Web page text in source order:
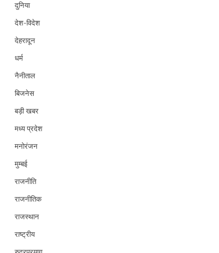
दुनिया
देश-विदेश
देहरादून
धर्म
नैनीताल
बिजनेस
बड़ी खबर
मध्य प्रदेश
मनोरंजन
मुम्बई
राजनीति
राजनीतिक
राजस्थान
राष्ट्रीय